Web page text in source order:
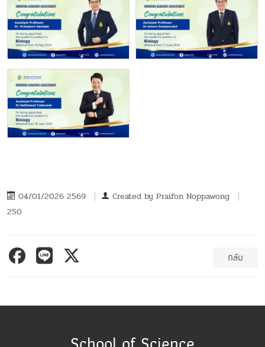
04/01/2026 2569 Created by Praifon Noppawong
250
กลับ